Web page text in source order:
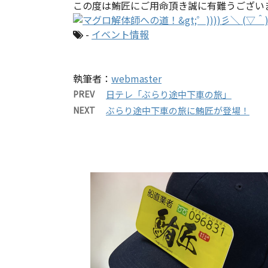
この度は鮪匠にご用命頂き誠に有難うござい
- イベント情報
執筆者： webmaster
PREV 日テレ「ぶらり途中下車の旅」
NEXT ぶらり途中下車の旅に鮪匠が登場！